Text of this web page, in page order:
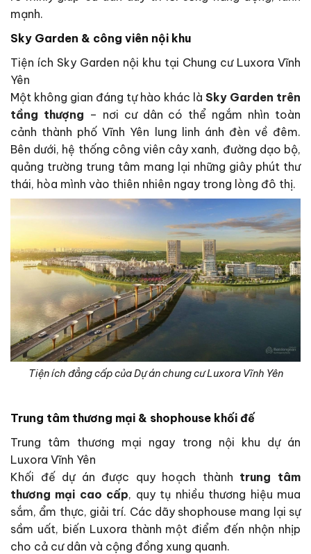
mạnh.
Sky Garden & công viên nội khu
Tiện ích Sky Garden nội khu tại Chung cư Luxora Vĩnh
Yên
Một không gian đáng tự hào khác là Sky Garden trên
tầng thượng – nơi cư dân có thể ngắm nhìn toàn
cảnh thành phố Vĩnh Yên lung linh ánh đèn về đêm.
Bên dưới, hệ thống công viên cây xanh, đường dạo bộ,
quảng trường trung tâm mang lại những giây phút thư
thái, hòa mình vào thiên nhiên ngay trong lòng đô thị.
Tiện ích đẳng cấp của Dự án chung cư Luxora Vĩnh Yên
Trung tâm thương mại & shophouse khối đế
Trung tâm thương mại ngay trong nội khu dự án
Luxora Vĩnh Yên
Khối đế dự án được quy hoạch thành trung tâm
thương mại cao cấp, quy tụ nhiều thương hiệu mua
sắm, ẩm thực, giải trí. Các dãy shophouse mang lại sự
sầm uất, biến Luxora thành một điểm đến nhộn nhịp
cho cả cư dân và cộng đồng xung quanh.